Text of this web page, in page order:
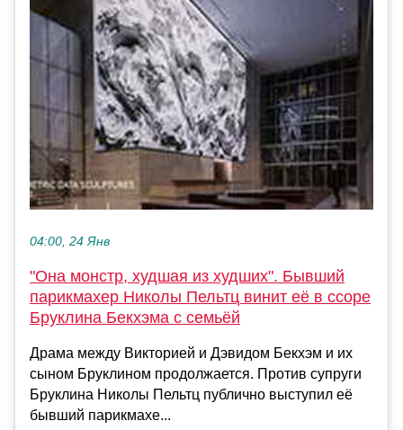
04:00, 24 Янв
"Она монстр, худшая из худших". Бывший
парикмахер Николы Пельтц винит её в ссоре
Бруклина Бекхэма с семьёй
Драма между Викторией и Дэвидом Бекхэм и их
сыном Бруклином продолжается. Против супруги
Бруклина Николы Пельтц публично выступил её
бывший парикмахе...